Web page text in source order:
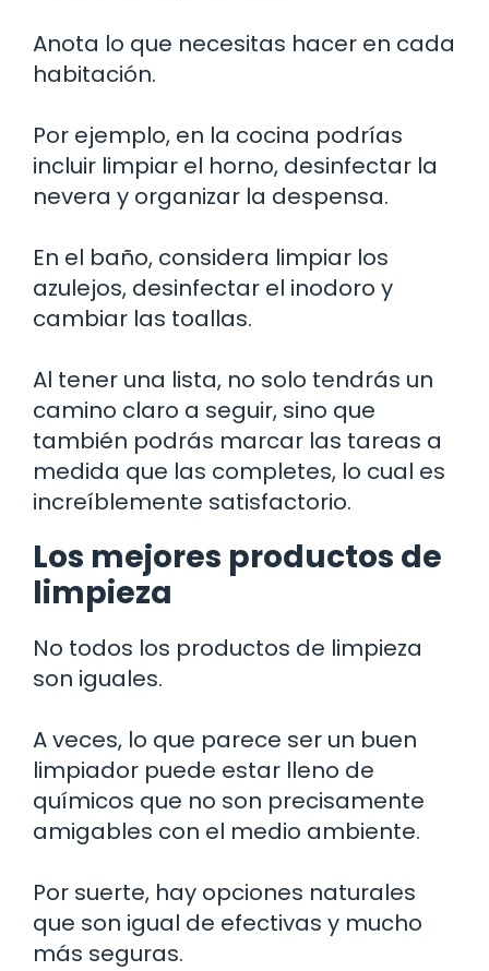
Anota lo que necesitas hacer en cada
habitación.
Por ejemplo, en la cocina podrías
incluir limpiar el horno, desinfectar la
nevera y organizar la despensa.
En el baño, considera limpiar los
azulejos, desinfectar el inodoro y
cambiar las toallas.
Al tener una lista, no solo tendrás un
camino claro a seguir, sino que
también podrás marcar las tareas a
medida que las completes, lo cual es
increíblemente satisfactorio.
Los mejores productos de
limpieza
No todos los productos de limpieza
son iguales.
A veces, lo que parece ser un buen
limpiador puede estar lleno de
químicos que no son precisamente
amigables con el medio ambiente.
Por suerte, hay opciones naturales
que son igual de efectivas y mucho
más seguras.